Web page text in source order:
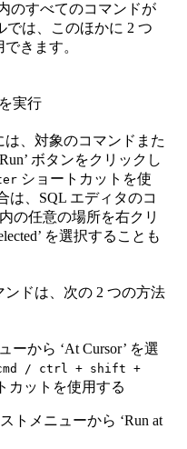
のすべてのコマンドが
では、このほかに 2 つ
きます。
実行
、対象のコマンドまた
ボタンをクリックし
ショートカットを使
は、SQL エディタのコ
の任意の場所を右クリ
を選択することも
ドは、次の 2 つの方法
から ‘At Cursor’ を選
/ ctrl + shift +
カットを使用する
トメニューから ‘Run at